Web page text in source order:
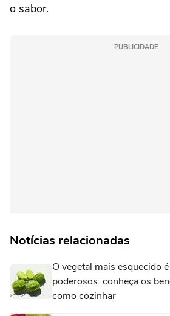
o sabor.
PUBLICIDADE
Notícias relacionadas
O vegetal mais esquecido
poderosos: conheça os
como cozinhar